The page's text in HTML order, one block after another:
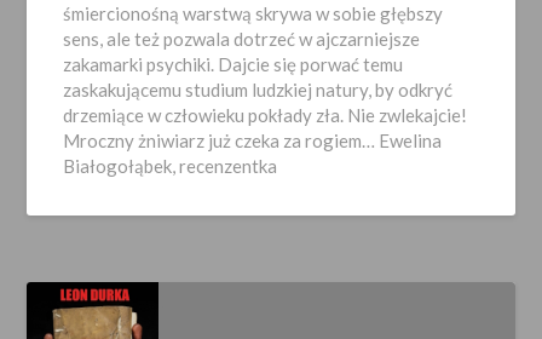
śmiercionośną warstwą skrywa w sobie głębszy
sens, ale też pozwala dotrzeć w ajczarniejsze
zakamarki psychiki. Dajcie się porwać temu
zaskakującemu studium ludzkiej natury, by odkryć
drzemiące w człowieku pokłady zła. Nie zwlekajcie!
Mroczny żniwiarz już czeka za rogiem… Ewelina
Białogołąbek, recenzentka